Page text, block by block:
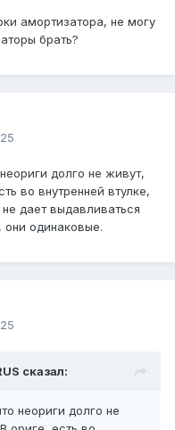
амортизатора, не могу
брать?
долго не живут,
во внутренней втулке,
дает выдавливаться
одинаковые.
сказал:
неориги долго не